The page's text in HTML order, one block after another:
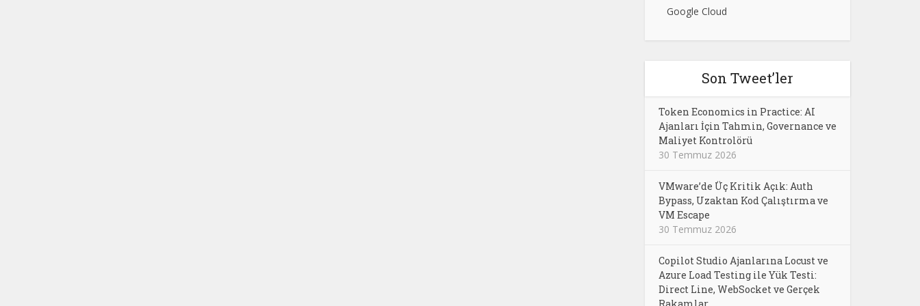
Google Cloud
Son Tweet’ler
Token Economics in Practice: AI
Ajanları İçin Tahmin, Governance ve
Maliyet Kontrolörü
30 Temmuz 2026
VMware’de Üç Kritik Açık: Auth
Bypass, Uzaktan Kod Çalıştırma ve
VM Escape
30 Temmuz 2026
Copilot Studio Ajanlarına Locust ve
Azure Load Testing ile Yük Testi:
Direct Line, WebSocket ve Gerçek